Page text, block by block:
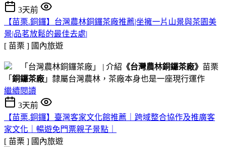
3天前
【苗栗.銅鑼】台灣農林銅鑼茶廠推薦|坐擁一片山景與茶園美
景|品茗放鬆的最佳去處|
[ 苗栗 ] 國內旅遊
「台灣農林銅鑼茶廠」 | 介紹 《台灣農林銅鑼茶廠》 苗栗
「 銅鑼茶廠 」隸屬台灣農林，茶廠本身也是一座現行運作
繼續閱讀
3天前
【苗栗.銅鑼】臺灣客家文化館推薦｜跨域整合協作及推廣客
家文化｜暢遊免門票親子景點｜
[ 苗栗 ] 國內旅遊